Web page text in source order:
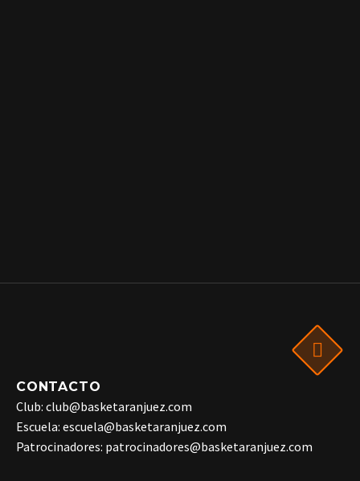
CONTACTO
Club: club@basketaranjuez.com
Escuela: escuela@basketaranjuez.com
Patrocinadores: patrocinadores@basketaranjuez.com